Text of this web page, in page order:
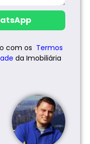
com os Termos
da Imobiliária